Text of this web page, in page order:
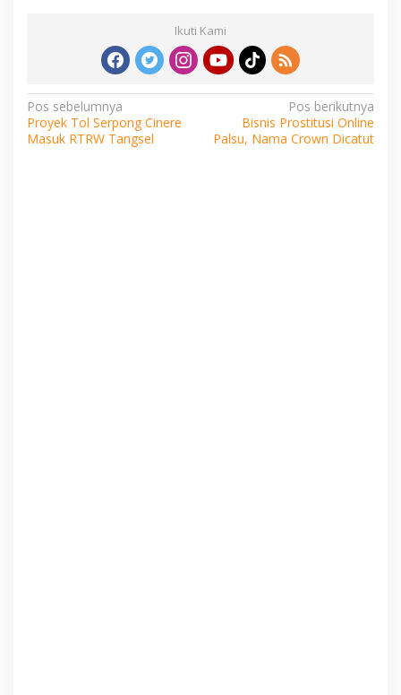
Ikuti Kami
Navigasi
pos
Pos sebelumnya
Proyek Tol Serpong Cinere
Masuk RTRW Tangsel
Pos berikutnya
Bisnis Prostitusi Online
Palsu, Nama Crown Dicatut